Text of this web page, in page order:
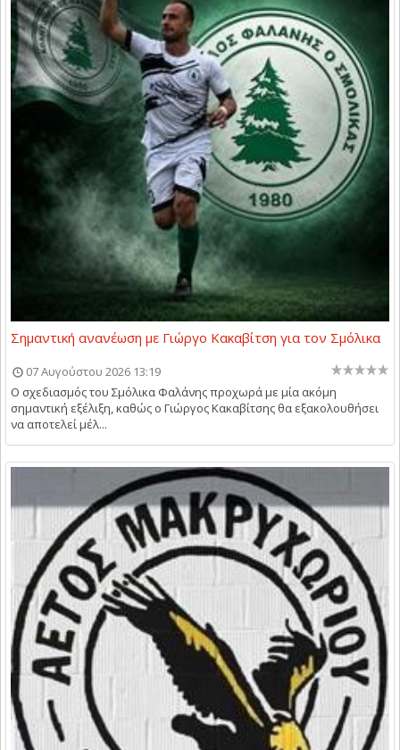
Σημαντική ανανέωση με Γιώργο Κακαβίτση για τον Σμόλικα
07 Αυγούστου 2026 13:19
Ο σχεδιασμός του Σμόλικα Φαλάνης προχωρά με μία ακόμη
σημαντική εξέλιξη, καθώς ο Γιώργος Κακαβίτσης θα εξακολουθήσει
να αποτελεί μέλ...